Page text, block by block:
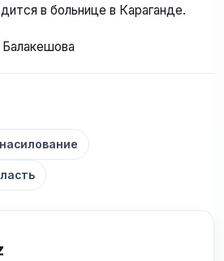
в больнице в Караганде.